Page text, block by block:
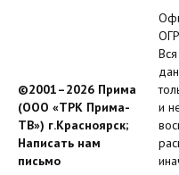
©2001–2026 Прима
(ООО «ТРК Прима-
ТВ») г.Красноярск;
Написать нам
письмо
и